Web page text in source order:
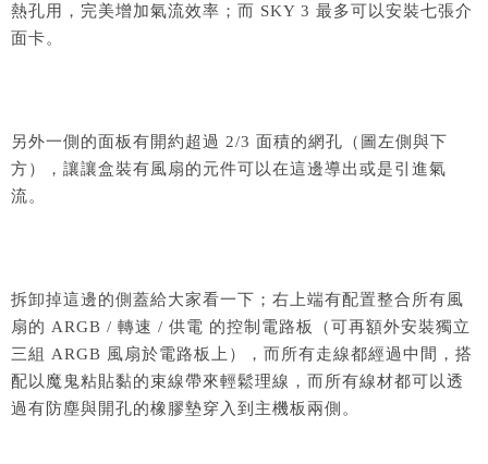
熱孔用，完美增加氣流效率；而 SKY 3 最多可以安裝七張介
面卡。
另外一側的面板有開約超過 2/3 面積的網孔（圖左側與下
方），讓讓盒裝有風扇的元件可以在這邊導出或是引進氣
流。
拆卸掉這邊的側蓋給大家看一下；右上端有配置整合所有風
扇的 ARGB / 轉速 / 供電 的控制電路板（可再額外安裝獨立
三組 ARGB 風扇於電路板上），而所有走線都經過中間，搭
配以魔鬼粘貼黏的束線帶來輕鬆理線，而所有線材都可以透
過有防塵與開孔的橡膠墊穿入到主機板兩側。